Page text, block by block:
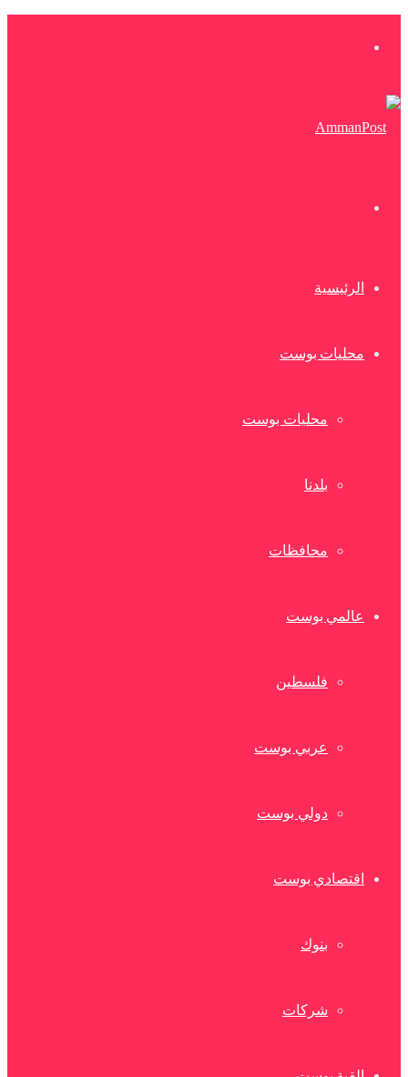
الرئيسية
محليات بوست
محليات بوست
بلدنا
محافظات
عالمي بوست
فلسطين
عربي بوست
دولي بوست
اقتصادي بوست
بنوك
شركات